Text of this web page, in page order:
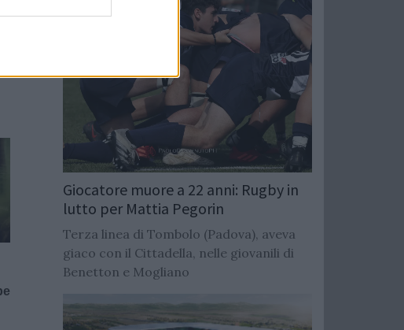
Giocatore muore a 22 anni: Rugby in
lutto per Mattia Pegorin
Terza linea di Tombolo (Padova), aveva
giaco con il Cittadella, nelle giovanili di
Benetton e Mogliano